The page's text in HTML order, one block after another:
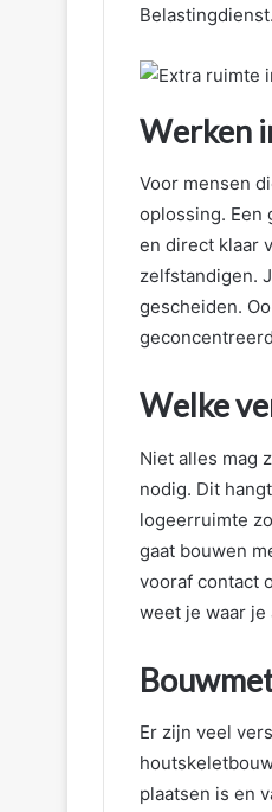
Belastingdienst.
Werken
Voor mensen
oplossing. Een
en direct klaar
zelfstandigen.
gescheiden.
Welke
Niet alles mag
nodig. Dit
logeerruimte
gaat bouwen
vooraf contact
weet je waar je
Er zijn veel
plaatsen is en